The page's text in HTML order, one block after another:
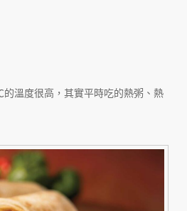
溫度很高，其實平時吃的熱粥、熱